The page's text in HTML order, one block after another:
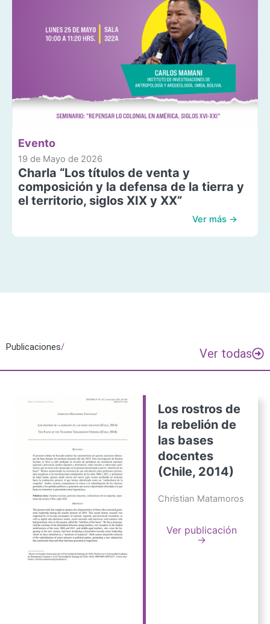
Evento
19 de Mayo de 2026
Charla “Los títulos de venta y
composición y la defensa de la tierra y
el territorio, siglos XIX y XX”
Ver más →
Publicaciones/ Ver todas
Los rostros de
la rebelión de
las bases
docentes
(Chile, 2014)
Christian Matamoros
Ver publicación
→